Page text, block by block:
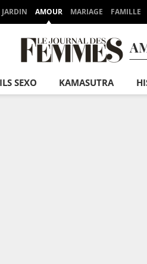
JARDIN AMOUR MARIAGE FAMILLE
SEXO KAMASUTRA